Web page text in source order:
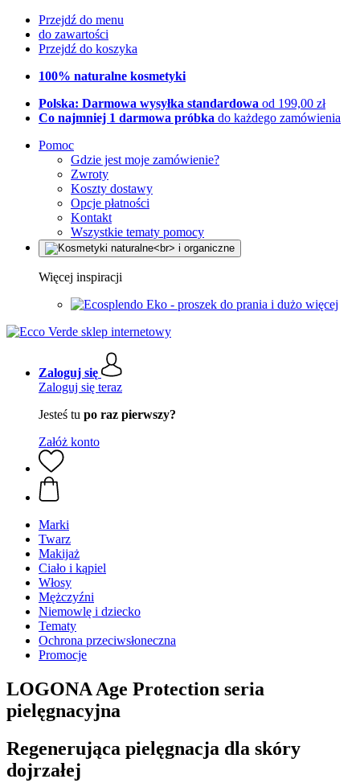
Przejdź do menu
do zawartości
Przejdź do koszyka
100% naturalne kosmetyki
Polska: Darmowa wysyłka standardowa od 199,00 zł
Co najmniej 1 darmowa próbka do każdego zamówienia
Pomoc
Gdzie jest moje zamówienie?
Zwroty
Koszty dostawy
Opcje płatności
Kontakt
Wszystkie tematy pomocy
Więcej inspiracji
Eko - proszek do prania i dużo więcej
Zaloguj się
Zaloguj się teraz
Jesteś tu po raz pierwszy?
Załóż konto
Marki
Twarz
Makijaż
Ciało i kąpiel
Włosy
Mężczyźni
Niemowlę i dziecko
Tematy
Ochrona przeciwsłoneczna
Promocje
LOGONA Age Protection seria
pielęgnacyjna
Regenerująca pielęgnacja dla skóry
dojrzałej